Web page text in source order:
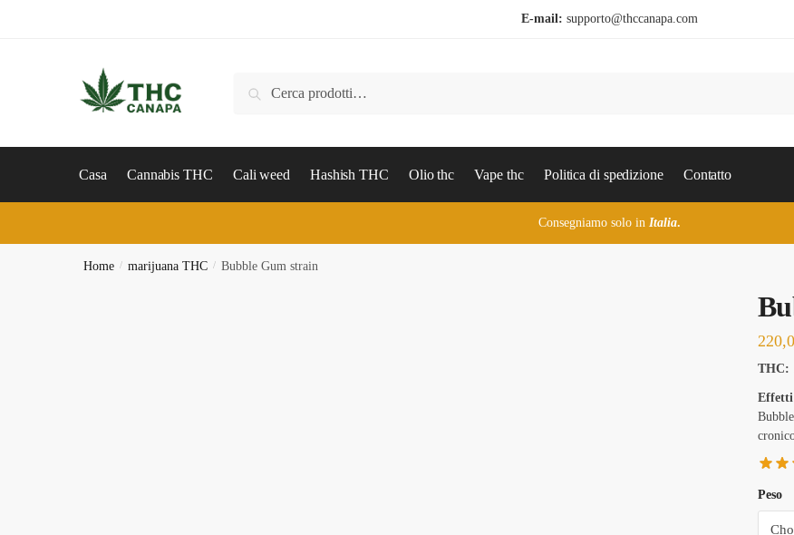
E-mail: supporto@thccanapa.com
Cerca
Casa Cannabis THC Cali weed Hashish THC Olio thc Vape thc Politica di spedizione Contatto
Consegniamo solo inItalia.
Home / marijuana THC / Bubble Gum strain
THC:
Effetti
Peso